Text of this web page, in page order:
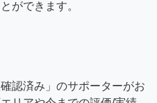
ができます。
認済み」のサポーターがお